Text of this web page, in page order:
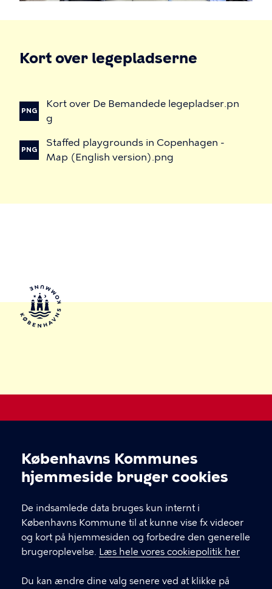
Cookieindstillinger
Københavns Kommunes
hjemmeside bruger cookies
De indsamlede data bruges kun internt i
Københavns Kommune til at kunne vise fx videoer
og kort på hjemmesiden og forbedre den generelle
brugeroplevelse. Læs hele vores cookiepolitik her
Du kan ændre dine valg senere ved at klikke på
Kort over legepladserne
PNG
Kort over De Bemandede legepladser.pn
g
PNG
Staffed playgrounds in Copenhagen -
Map (English version).png
Kultur-, Fritids- og Borgerserviceforvaltningen
KONTAKT
LINKS
Kontakt os